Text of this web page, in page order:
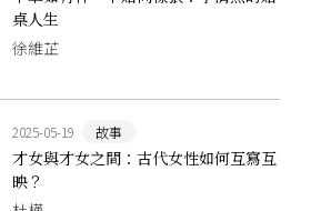
桌人生
徐維芷
2025-05-19 故事
才女與才女之間：古代女性如何互寫互
映？